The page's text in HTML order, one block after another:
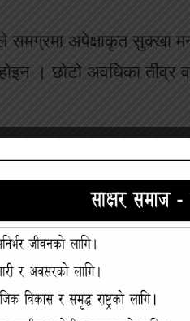
समग्रमा अपेक्षाकृत सुक्खा
। छोटो अवधिका तीव्र
उपलब्धता घटाउने
रहनुले यस क्षेत्रको
र भू–जल पुनर्भरणलाई
। “हिमपात लामो
क्षमता घटेको
।